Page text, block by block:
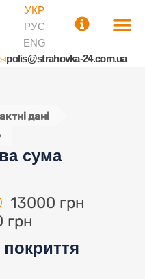
УКР
РУС
ENG
polis@strahovka-24.com.ua
дані
сума
13000 грн
грн